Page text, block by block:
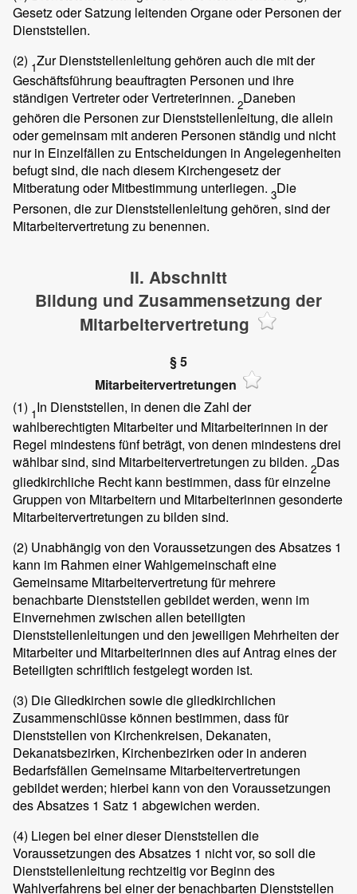
Gesetz oder Satzung leitenden Organe oder Personen der
Dienststellen.
(2) 1Zur Dienststellenleitung gehören auch die mit der
Geschäftsführung beauftragten Personen und ihre
ständigen Vertreter oder Vertreterinnen. 2Daneben
gehören die Personen zur Dienststellenleitung, die allein
oder gemeinsam mit anderen Personen ständig und nicht
nur in Einzelfällen zu Entscheidungen in Angelegenheiten
befugt sind, die nach diesem Kirchengesetz der
Mitberatung oder Mitbestimmung unterliegen. 3Die
Personen, die zur Dienststellenleitung gehören, sind der
Mitarbeitervertretung zu benennen.
II. Abschnitt
Bildung und Zusammensetzung der
Mitarbeitervertretung
§ 5
Mitarbeitervertretungen
(1) 1In Dienststellen, in denen die Zahl der
wahlberechtigten Mitarbeiter und Mitarbeiterinnen in der
Regel mindestens fünf beträgt, von denen mindestens drei
wählbar sind, sind Mitarbeitervertretungen zu bilden. 2Das
gliedkirchliche Recht kann bestimmen, dass für einzelne
Gruppen von Mitarbeitern und Mitarbeiterinnen gesonderte
Mitarbeitervertretungen zu bilden sind.
(2) Unabhängig von den Voraussetzungen des Absatzes 1
kann im Rahmen einer Wahlgemeinschaft eine
Gemeinsame Mitarbeitervertretung für mehrere
benachbarte Dienststellen gebildet werden, wenn im
Einvernehmen zwischen allen beteiligten
Dienststellenleitungen und den jeweiligen Mehrheiten der
Mitarbeiter und Mitarbeiterinnen dies auf Antrag eines der
Beteiligten schriftlich festgelegt worden ist.
(3) Die Gliedkirchen sowie die gliedkirchlichen
Zusammenschlüsse können bestimmen, dass für
Dienststellen von Kirchenkreisen, Dekanaten,
Dekanatsbezirken, Kirchenbezirken oder in anderen
Bedarfsfällen Gemeinsame Mitarbeitervertretungen
gebildet werden; hierbei kann von den Voraussetzungen
des Absatzes 1 Satz 1 abgewichen werden.
(4) Liegen bei einer dieser Dienststellen die
Voraussetzungen des Absatzes 1 nicht vor, so soll die
Dienststellenleitung rechtzeitig vor Beginn des
Wahlverfahrens bei einer der benachbarten Dienststellen